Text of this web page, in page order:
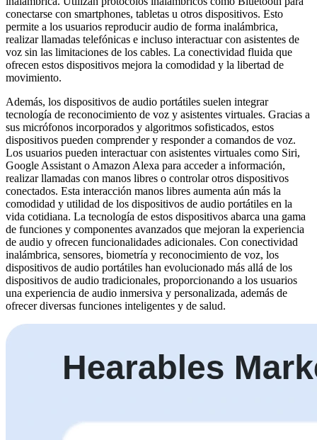
conectarse con smartphones, tabletas u otros dispositivos. Esto
permite a los usuarios reproducir audio de forma inalámbrica,
realizar llamadas telefónicas e incluso interactuar con asistentes de
voz sin las limitaciones de los cables. La conectividad fluida que
ofrecen estos dispositivos mejora la comodidad y la libertad de
movimiento.
Además, los dispositivos de audio portátiles suelen integrar
tecnología de reconocimiento de voz y asistentes virtuales. Gracias a
sus micrófonos incorporados y algoritmos sofisticados, estos
dispositivos pueden comprender y responder a comandos de voz.
Los usuarios pueden interactuar con asistentes virtuales como Siri,
Google Assistant o Amazon Alexa para acceder a información,
realizar llamadas con manos libres o controlar otros dispositivos
conectados. Esta interacción manos libres aumenta aún más la
comodidad y utilidad de los dispositivos de audio portátiles en la
vida cotidiana. La tecnología de estos dispositivos abarca una gama
de funciones y componentes avanzados que mejoran la experiencia
de audio y ofrecen funcionalidades adicionales. Con conectividad
inalámbrica, sensores, biometría y reconocimiento de voz, los
dispositivos de audio portátiles han evolucionado más allá de los
dispositivos de audio tradicionales, proporcionando a los usuarios
una experiencia de audio inmersiva y personalizada, además de
ofrecer diversas funciones inteligentes y de salud.